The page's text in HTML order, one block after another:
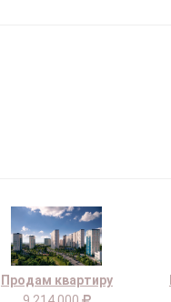
Продам квартиру